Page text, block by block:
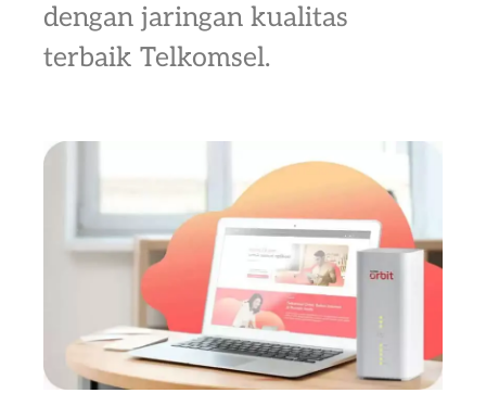
dengan jaringan kualitas
terbaik Telkomsel.